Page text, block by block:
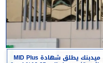
ميدبنك يطلق شهادة MID Plus